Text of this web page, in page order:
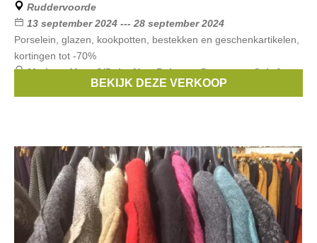
Ruddervoorde
13 september 2024 --- 28 september 2024
Porselein, glazen, kookpotten, bestekken en geschenkartikelen,
kortingen tot -70%
Merken:Marc O'Polo,New Balance,Demeyere,Salt &
Peugeot, ...
BEKIJK DEZE VERKOOP